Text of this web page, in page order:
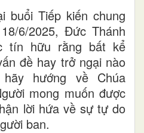
buổi Tiếp kiến chung
6/2025, Đức Thánh
tín hữu rằng bất kể
đề hay trở ngại nào
hướng về Chúa
mong muốn được
lời hứa về sự tự do
ban.